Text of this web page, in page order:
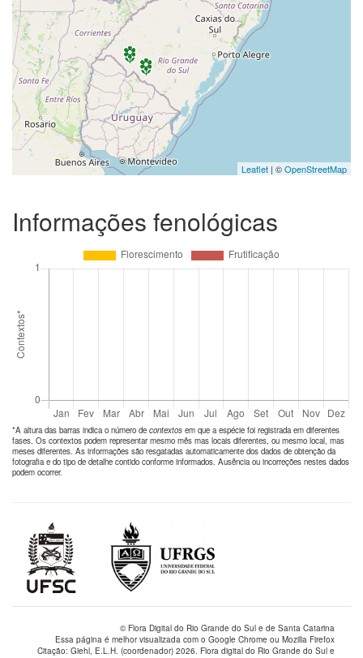
Leaflet | ©OpenStreetMap
Informações fenológicas
*A altura das barras indica o número de contextos em que a espécie foi registrada em diferentes
fases. Os contextos podem representar mesmo mês mas locais diferentes, ou mesmo local, mas
meses diferentes. As informações são resgatadas automaticamente dos dados de obtenção da
fotografia e do tipo de detalhe contido conforme informados. Ausência ou incorreções nestes dados
podem ocorrer.
© Flora Digital do Rio Grande do Sul e de Santa Catarina
Essa página é melhor visualizada com o Google Chrome ou Mozilla Firefox
Citação: Giehl, E.L.H. (coordenador) 2026. Flora digital do Rio Grande do Sul e